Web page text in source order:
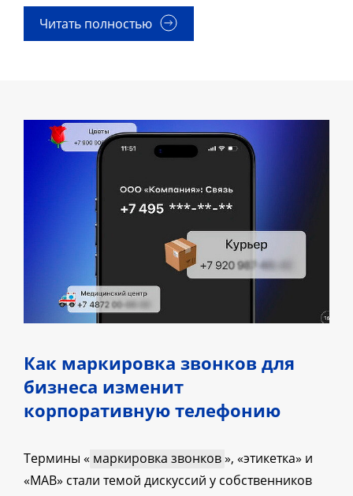
Читать полностью
Как маркировка звонков для
бизнеса изменит
корпоративную телефонию
Термины « маркировка звонков», «этикетка» и
«МАВ» стали темой дискуссий у собственников